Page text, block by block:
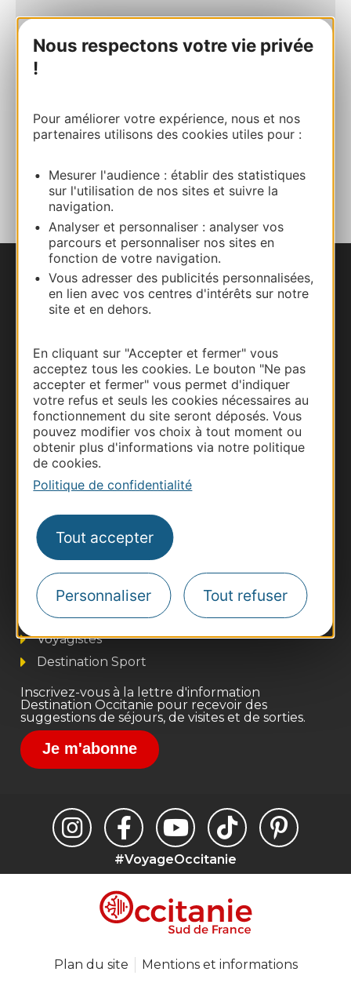
Nous respectons votre vie privée
!
Pour améliorer votre expérience, nous et nos
partenaires utilisons des cookies utiles pour :
Mesurer l'audience : établir des statistiques
sur l'utilisation de nos sites et suivre la
navigation.
Analyser et personnaliser : analyser vos
parcours et personnaliser nos sites en
fonction de votre navigation.
Vous adresser des publicités personnalisées,
en lien avec vos centres d'intérêts sur notre
site et en dehors.
En cliquant sur "Accepter et fermer" vous
acceptez tous les cookies. Le bouton "Ne pas
accepter et fermer" vous permet d'indiquer
votre refus et seuls les cookies nécessaires au
fonctionnement du site seront déposés. Vous
pouvez modifier vos choix à tout moment ou
obtenir plus d'informations via notre politique
de cookies.
Politique de confidentialité
Tout accepter
Personnaliser Tout refuser
Site internet
AJOUTER
AU CARNET
Nous contacter
Carte interactive
Documentation
Thermalisme
Business/Mice
Pros d'Occitanie
Site presse et d'influence
Voyagistes
Destination Sport
Inscrivez-vous à la lettre d'information
Destination Occitanie pour recevoir des
suggestions de séjours, de visites et de sorties.
Je m'abonne
#VoyageOccitanie
Plan du site Mentions et informations